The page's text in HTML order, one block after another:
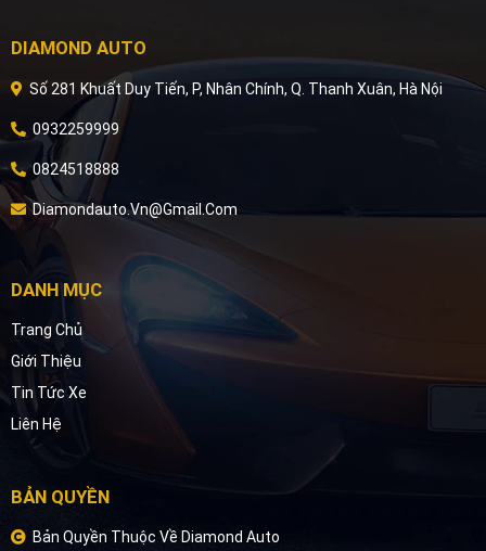
DIAMOND AUTO
Số 281 Khuất Duy Tiến, P, Nhân Chính, Q. Thanh Xuân, Hà Nội
0932259999
0824518888
Diamondauto.vn@gmail.com
DANH MỤC
Trang Chủ
Giới Thiệu
Tin Tức Xe
Liên Hệ
BẢN QUYỀN
Bản Quyền Thuộc Về Diamond Auto